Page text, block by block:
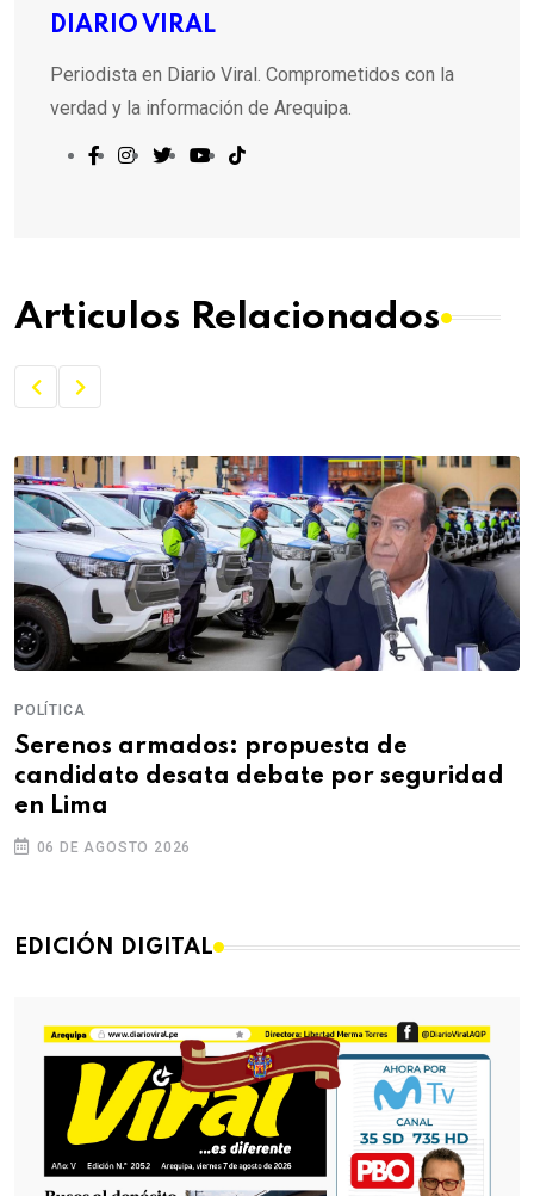
DIARIO VIRAL
Periodista en Diario Viral. Comprometidos con la
verdad y la información de Arequipa.
Articulos Relacionados
POLÍTICA
Serenos armados: propuesta de
candidato desata debate por seguridad
en Lima
06 DE AGOSTO 2026
EDICIÓN DIGITAL